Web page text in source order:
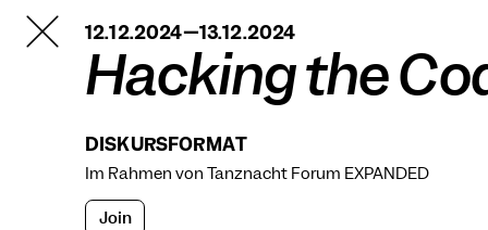
TANZFABRIK
BERLIN12.12.2024—13.12.2024
Hacking the
DISKURSFORMAT
Im Rahmen von Tanznacht Forum EXPANDED
Join